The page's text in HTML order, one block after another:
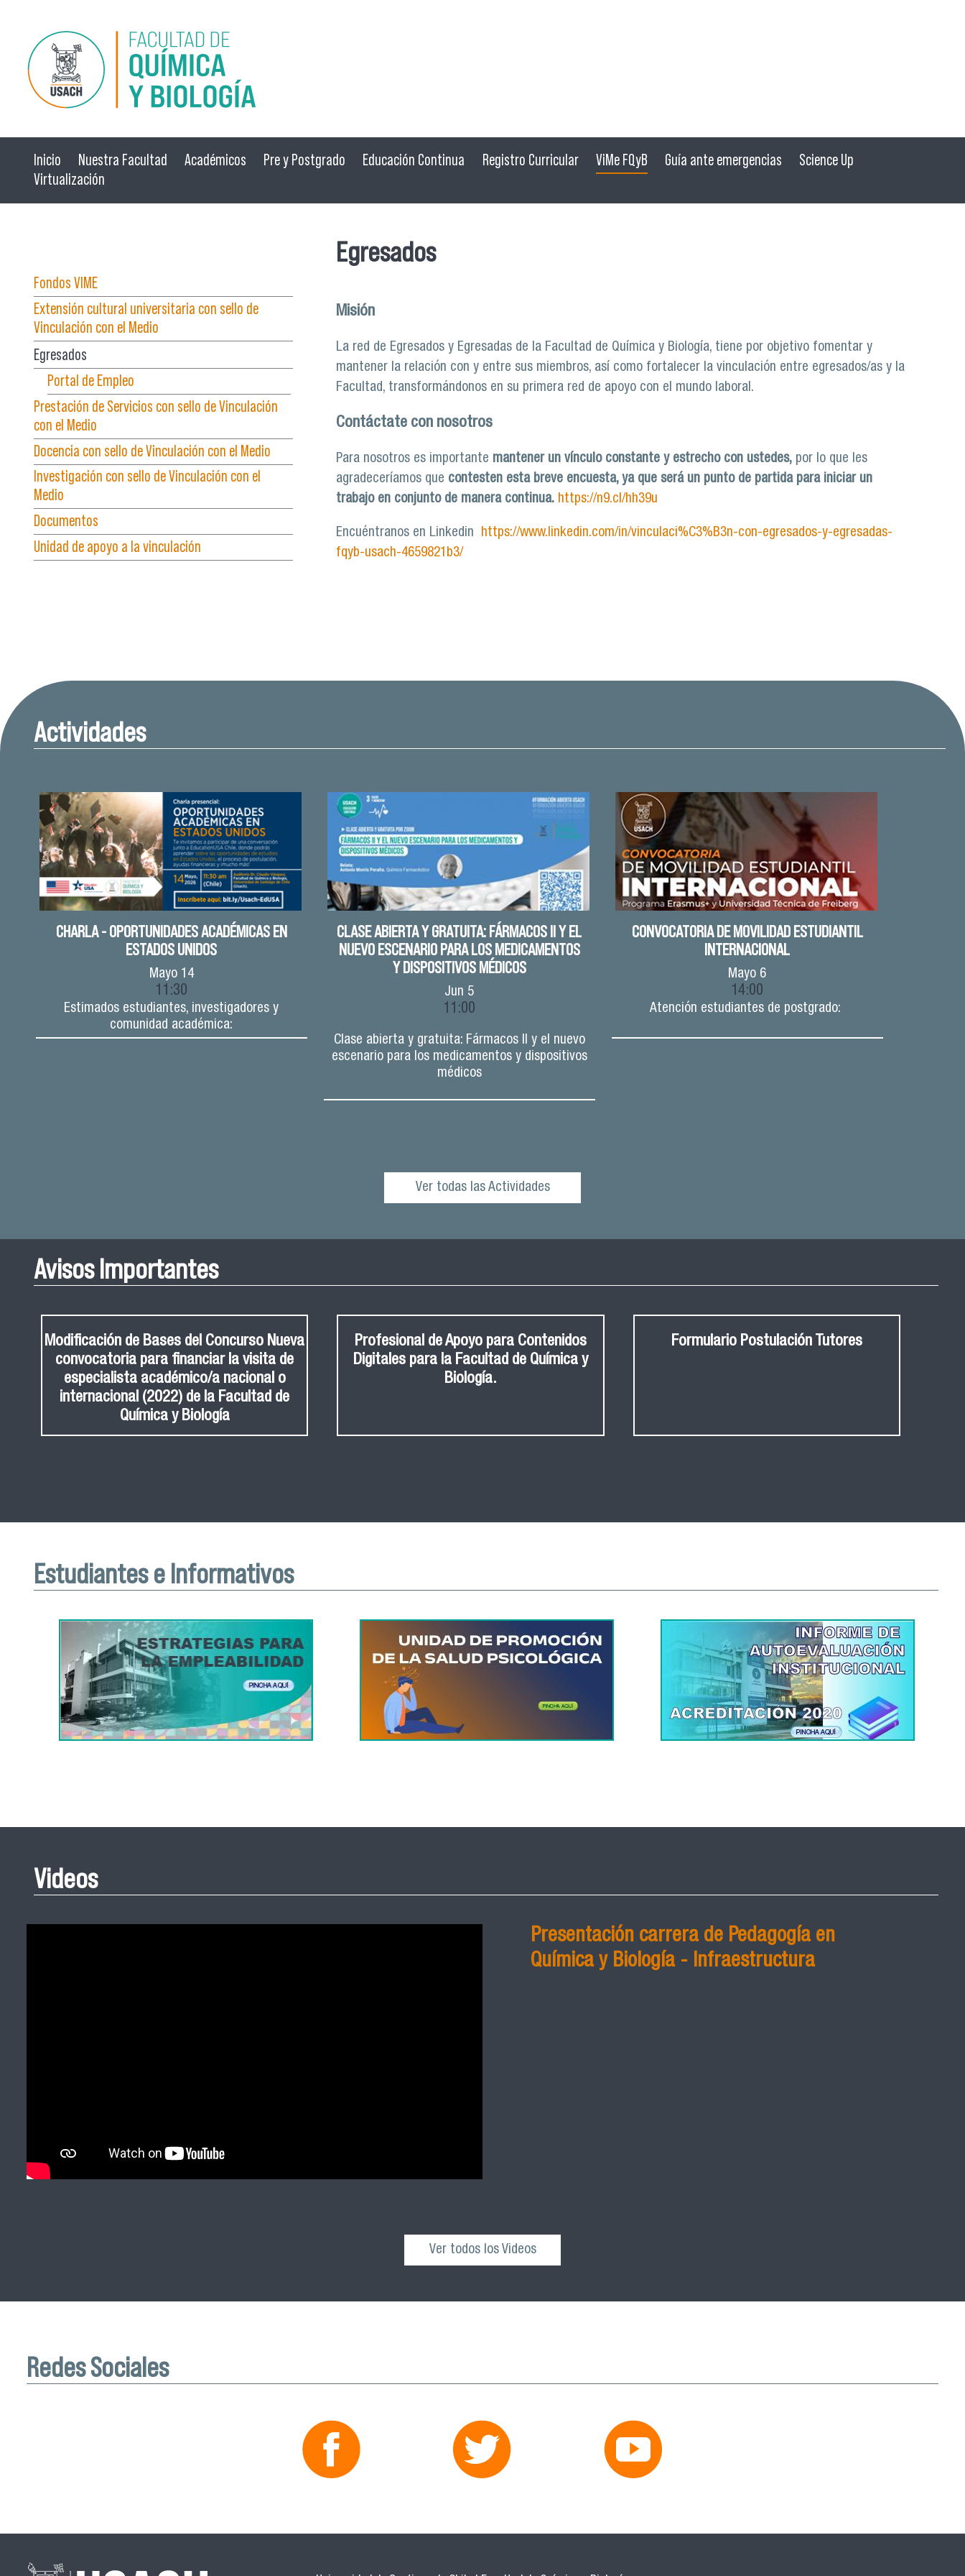
Pasar al contenido principal
Inicio Nuestra Facultad Académicos Pre y Postgrado Educación Continua Registro Curricular ViMe FQyB Guía ante emergencias
Science Up
Virtualización
Fondos VIME
Extensión cultural universitaria con sello de
Vinculación con el Medio
Egresados
Portal de Empleo
Prestación de Servicios con sello de Vinculación
con el Medio
Docencia con sello de Vinculación con el Medio
Investigación con sello de Vinculación con el
Medio
Documentos
Unidad de apoyo a la vinculación
Egresados
Misión
La red de Egresados y Egresadas de la Facultad de Química y Biología, tiene por objetivo fomentar y
mantener la relación con y entre sus miembros, así como fortalecer la vinculación entre egresados/as y la
Facultad, transformándonos en su primera red de apoyo con el mundo laboral.
Contáctate con nosotros
Para nosotros es importante mantener un vínculo constante y estrecho con ustedes, por lo que les
agradeceríamos que contesten esta breve encuesta, ya que será un punto de partida para iniciar un
trabajo en conjunto de manera continua. https://n9.cl/hh39u
Encuéntranos en Linkedin https://www.linkedin.com/in/vinculaci%C3%B3n-con-egresados-y-egresadas-
fqyb-usach-4659821b3/
Actividades
CHARLA - OPORTUNIDADES ACADÉMICAS EN
ESTADOS UNIDOS
Mayo14
11:30
Estimados estudiantes, investigadores y
comunidad académica:
CLASE ABIERTA Y GRATUITA: FÁRMACOS II Y EL
NUEVO ESCENARIO PARA LOS MEDICAMENTOS
Y DISPOSITIVOS MÉDICOS
Jun 5
11:00
Clase abierta y gratuita: Fármacos II y el nuevo
escenario para los medicamentos y dispositivos
médicos
CONVOCATORIA DE MOVILIDAD ESTUDIANTIL
INTERNACIONAL
Mayo 6
14:00
Atención estudiantes de postgrado:
Ver todas las Actividades
Avisos Importantes
Modificación de Bases del Concurso Nueva
convocatoria para financiar la visita de
especialista académico/a nacional o
internacional (2022) de la Facultad de
Química y Biología
Profesional de Apoyo para Contenidos
Digitales para la Facultad de Química y
Biología.
Formulario Postulación Tutores
Estudiantes e Informativos
Videos
Presentación carrera de Pedagogía en
Química y Biología - Infraestructura
Ver todos los Videos
Redes Sociales